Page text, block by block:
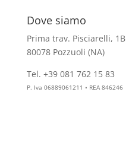
Dove siamo
Prima trav. Pisciarelli, 1B
80078 Pozzuoli (NA)
Tel. +39 081 762 15 83
P. Iva 06889061211 • REA 846246